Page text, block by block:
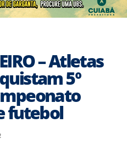
– Atletas
5º
futebol